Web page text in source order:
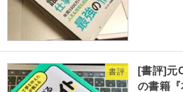
書評
[書評]元
の書籍